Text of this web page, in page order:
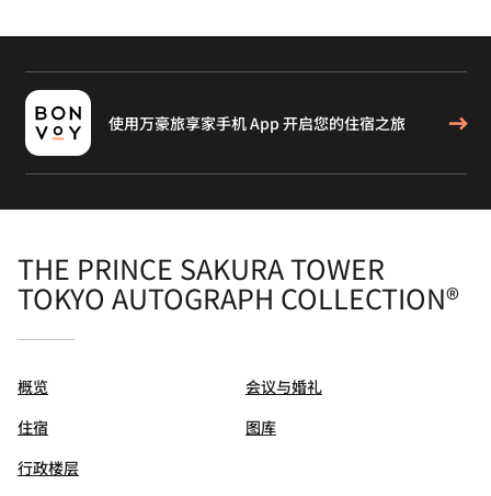
使用万豪旅享家手机 App 开启您的住宿之旅
THE PRINCE SAKURA TOWER
TOKYO AUTOGRAPH COLLECTION®
概览
住宿
行政楼层
会议与婚礼
图库